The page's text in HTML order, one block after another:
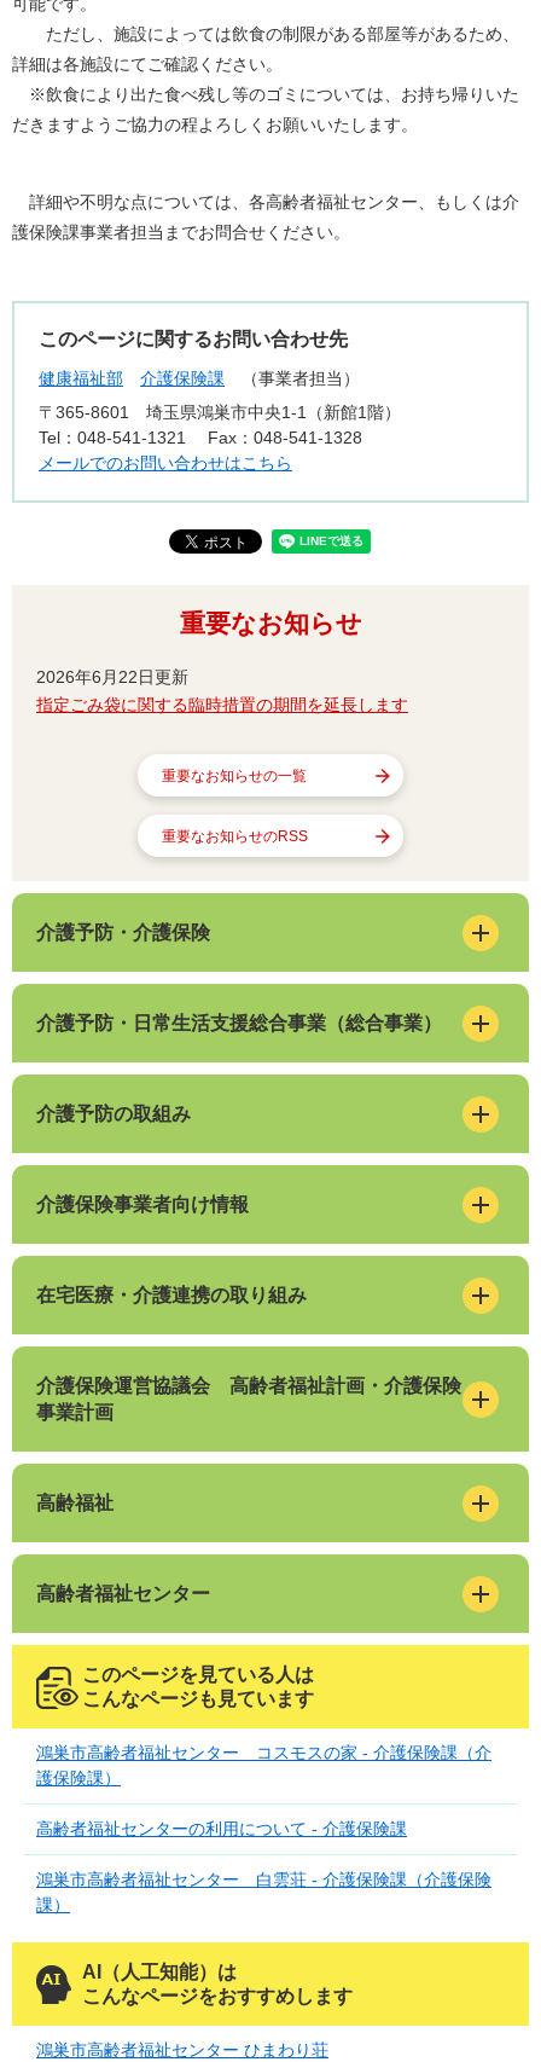
可能です。
ただし、施設によっては飲食の制限がある部屋等があるため、
詳細は各施設にてご確認ください。
※飲食により出た食べ残し等のゴミについては、お持ち帰りいた
だきますようご協力の程よろしくお願いいたします。
詳細や不明な点については、各高齢者福祉センター、もしくは介
護保険課事業者担当までお問合せください。
このページに関するお問い合わせ先
健康福祉部 介護保険課
事業者担当
〒365-8601
埼玉県鴻巣市中央1-1（新館1階）
Tel：048-541-1321
Fax：048-541-1328
メールでのお問い合わせはこちら
重要なお知らせ
2026年6月22日更新
指定ごみ袋に関する臨時措置の期間を延長します
重要なお知らせの一覧
重要なお知らせのRSS
介護予防・介護保険
介護予防・日常生活支援総合事業（総合事業）
介護予防の取組み
介護保険事業者向け情報
在宅医療・介護連携の取り組み
介護保険運営協議会 高齢者福祉計画・介護保険
事業計画
高齢福祉
高齢者福祉センター
このページを見ている人は
こんなページも見ています
鴻巣市高齢者福祉センター コスモスの家 - 介護保険課（介
護保険課）
高齢者福祉センターの利用について - 介護保険課
鴻巣市高齢者福祉センター 白雲荘 - 介護保険課（介護保険
課）
AI（人工知能）は
こんなページをおすすめします
鴻巣市高齢者福祉センター ひまわり荘